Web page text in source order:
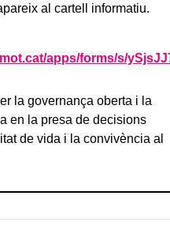
al cartell informatiu.
apps/forms/s/
la governança oberta i la
en la presa de decisions
de vida i la convivència al